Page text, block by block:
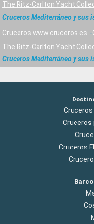
The Ritz-Carlton Yacht
Cruceros Mediterráneo y sus
Cruceros www.cruceros.es
The Ritz-Carlton Yacht
Cruceros Mediterráneo y sus
Cruceros
Cruceros
Cruceros